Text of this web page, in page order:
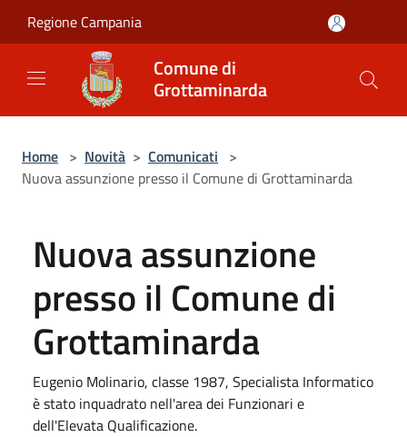
Regione Campania
Comune di
Grottaminarda
Home > Novità > Comunicati >
Nuova assunzione presso il Comune di Grottaminarda
Nuova assunzione
presso il Comune di
Grottaminarda
Eugenio Molinario, classe 1987, Specialista Informatico
è stato inquadrato nell'area dei Funzionari e
dell'Elevata Qualificazione.